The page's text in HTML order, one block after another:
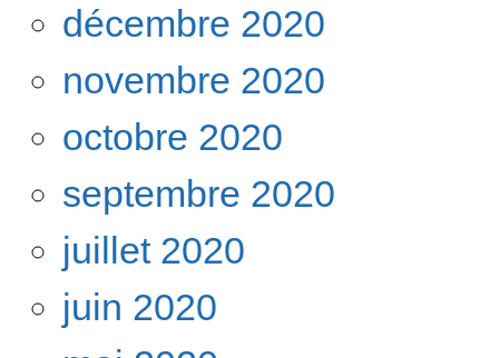
décembre 2020
novembre 2020
octobre 2020
septembre 2020
juillet 2020
juin 2020